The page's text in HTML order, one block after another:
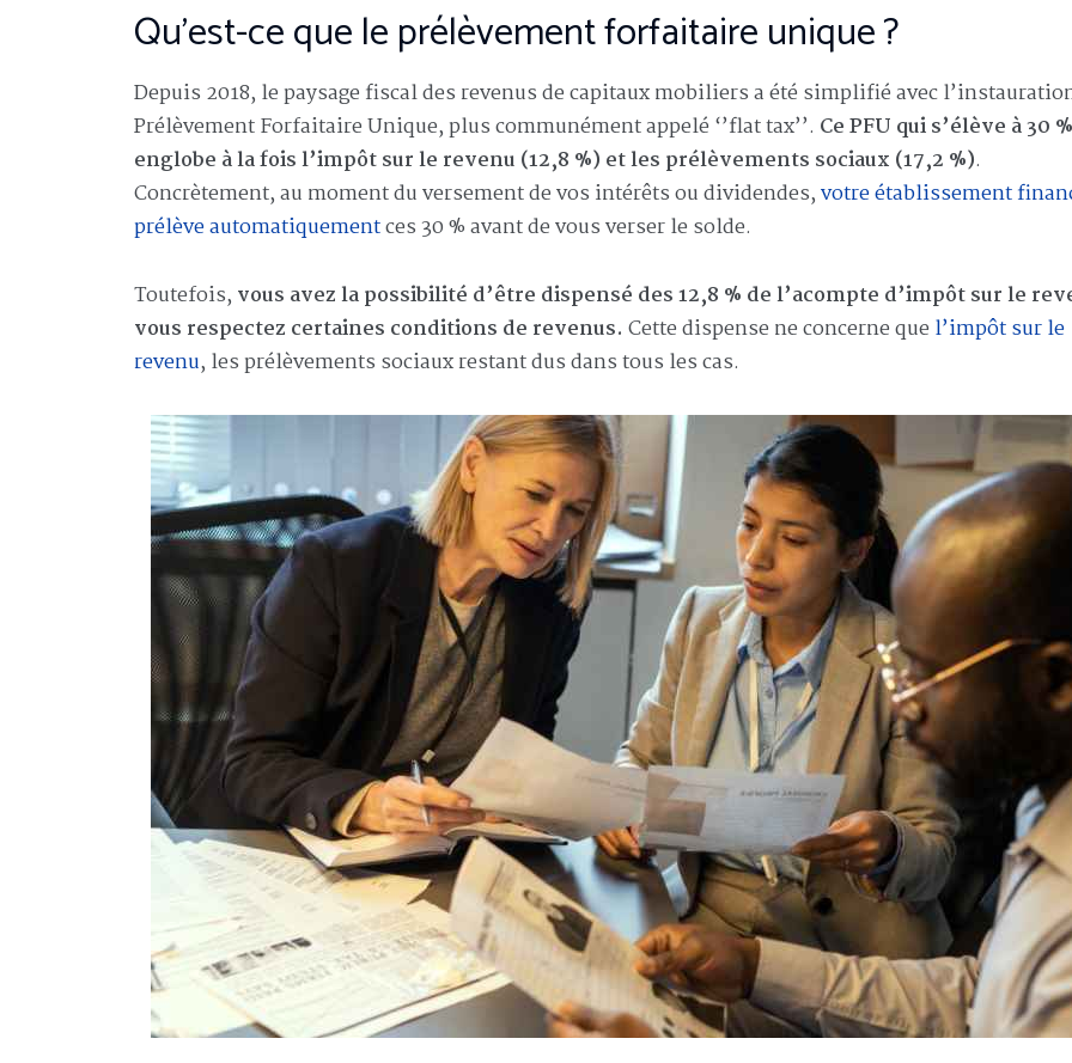
Qu’est-ce que le prélèvement forfaitaire unique ?
Depuis 2018, le paysage fiscal des revenus de capitaux mobiliers a été simplifié avec
Prélèvement Forfaitaire Unique, plus communément appelé ‘’flat tax’’. Ce PFU qui s’élève à 30 %
englobe à la fois l’impôt sur le revenu (12,8 %) et les prélèvements sociaux (17,2 %).
Concrètement, au moment du versement de vos intérêts ou dividendes,votre établissement
prélève automatiquementces 30 % avant de vous verser le solde.
Toutefois, vous avez la possibilité d’être dispensé des 12,8 % de l’acompte d’impôt sur le
vous respectez certaines conditions de revenus. Cette dispense ne concerne que l’impôt sur le
revenu, les prélèvements sociaux restant dus dans tous les cas.